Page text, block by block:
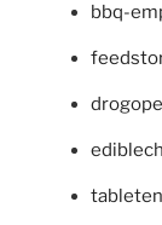
bbq-